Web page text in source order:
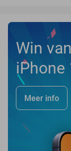
Win
iPhone
Meer info